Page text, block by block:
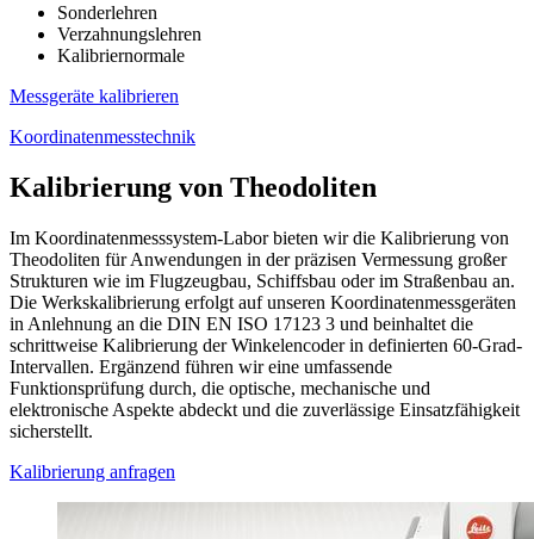
Sonderlehren
Verzahnungslehren
Kalibriernormale
Messgeräte kalibrieren
Koordinatenmesstechnik
Kalibrierung von Theodoliten
Im Koordinatenmesssystem-Labor bieten wir die Kalibrierung von
Theodoliten für Anwendungen in der präzisen Vermessung großer
Strukturen wie im Flugzeugbau, Schiffsbau oder im Straßenbau an.
Die Werkskalibrierung erfolgt auf unseren Koordinatenmessgeräten
in Anlehnung an die DIN EN ISO 17123 3 und beinhaltet die
schrittweise Kalibrierung der Winkelencoder in definierten 60-Grad-
Intervallen. Ergänzend führen wir eine umfassende
Funktionsprüfung durch, die optische, mechanische und
elektronische Aspekte abdeckt und die zuverlässige Einsatzfähigkeit
sicherstellt.
Kalibrierung anfragen